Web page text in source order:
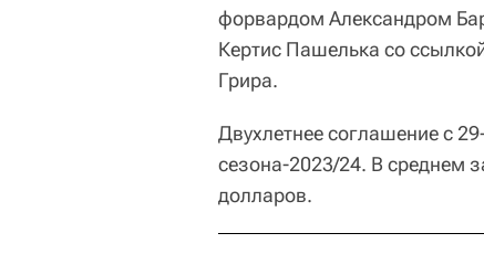
форвардом Александром
Кертис Пашелька со
Грира.
Двухлетнее соглашение с
сезона-2023/24. В среднем
долларов.